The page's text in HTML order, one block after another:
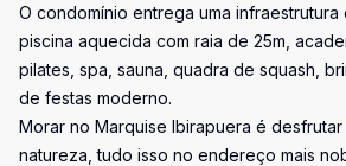
O condomínio entrega uma
piscina aquecida com raia de 25m,
pilates, spa, sauna, quadra de squash,
de festas moderno.
Morar no Marquise Ibirapuera é
natureza, tudo isso no endereço mais